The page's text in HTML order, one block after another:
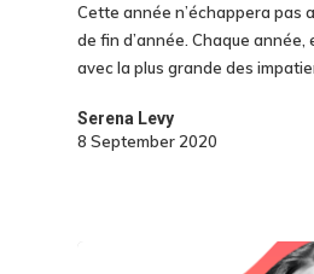
Cette année n’échappera pas
de fin d’année. Chaque
avec la plus grande des
Serena Levy
8 September 2020